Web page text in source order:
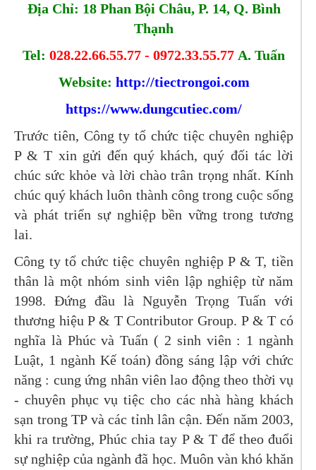
Địa Chỉ: 18 Phan Bội Châu, P. 14, Q. Bình
Thạnh
Tel: 028.22.66.55.77 - 0972.33.55.77 A. Tuấn
Website: http://tiectrongoi.com
https://www.dungcutiec.com/
Trước tiên, Công ty tổ chức tiệc chuyên nghiệp
P & T xin gửi đến quý khách, quý đối tác lời
chúc sức khỏe và lời chào trân trọng nhất. Kính
chúc quý khách luôn thành công trong cuộc sống
và phát triển sự nghiệp bền vững trong tương
lai.
Công ty tổ chức tiệc chuyên nghiệp P & T, tiền
thân là một nhóm sinh viên lập nghiệp từ năm
1998. Đứng đầu là Nguyễn Trọng Tuấn với
thương hiệu P & T Contributor Group. P & T có
nghĩa là Phúc và Tuấn ( 2 sinh viên : 1 ngành
Luật, 1 ngành Kế toán) đồng sáng lập với chức
năng : cung ứng nhân viên lao động theo thời vụ
- chuyên phục vụ tiệc cho các nhà hàng khách
sạn trong TP và các tỉnh lân cận. Đến năm 2003,
khi ra trường, Phúc chia tay P & T để theo đuổi
sự nghiệp của ngành đã học. Muôn vàn khó khăn